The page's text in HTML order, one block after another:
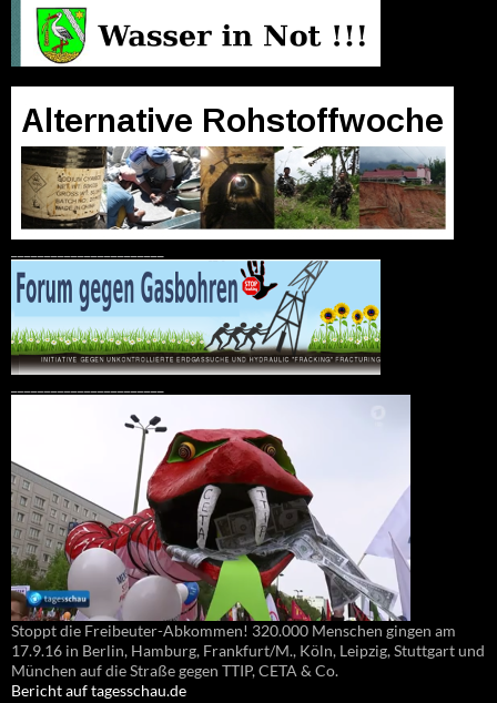
Stoppt die Freibeuter-Abkommen! 320.000 Menschen gingen am
17.9.16 in Berlin, Hamburg, Frankfurt/M., Köln, Leipzig, Stuttgart und
München auf die Straße gegen TTIP, CETA & Co.
Bericht auf tagesschau.de